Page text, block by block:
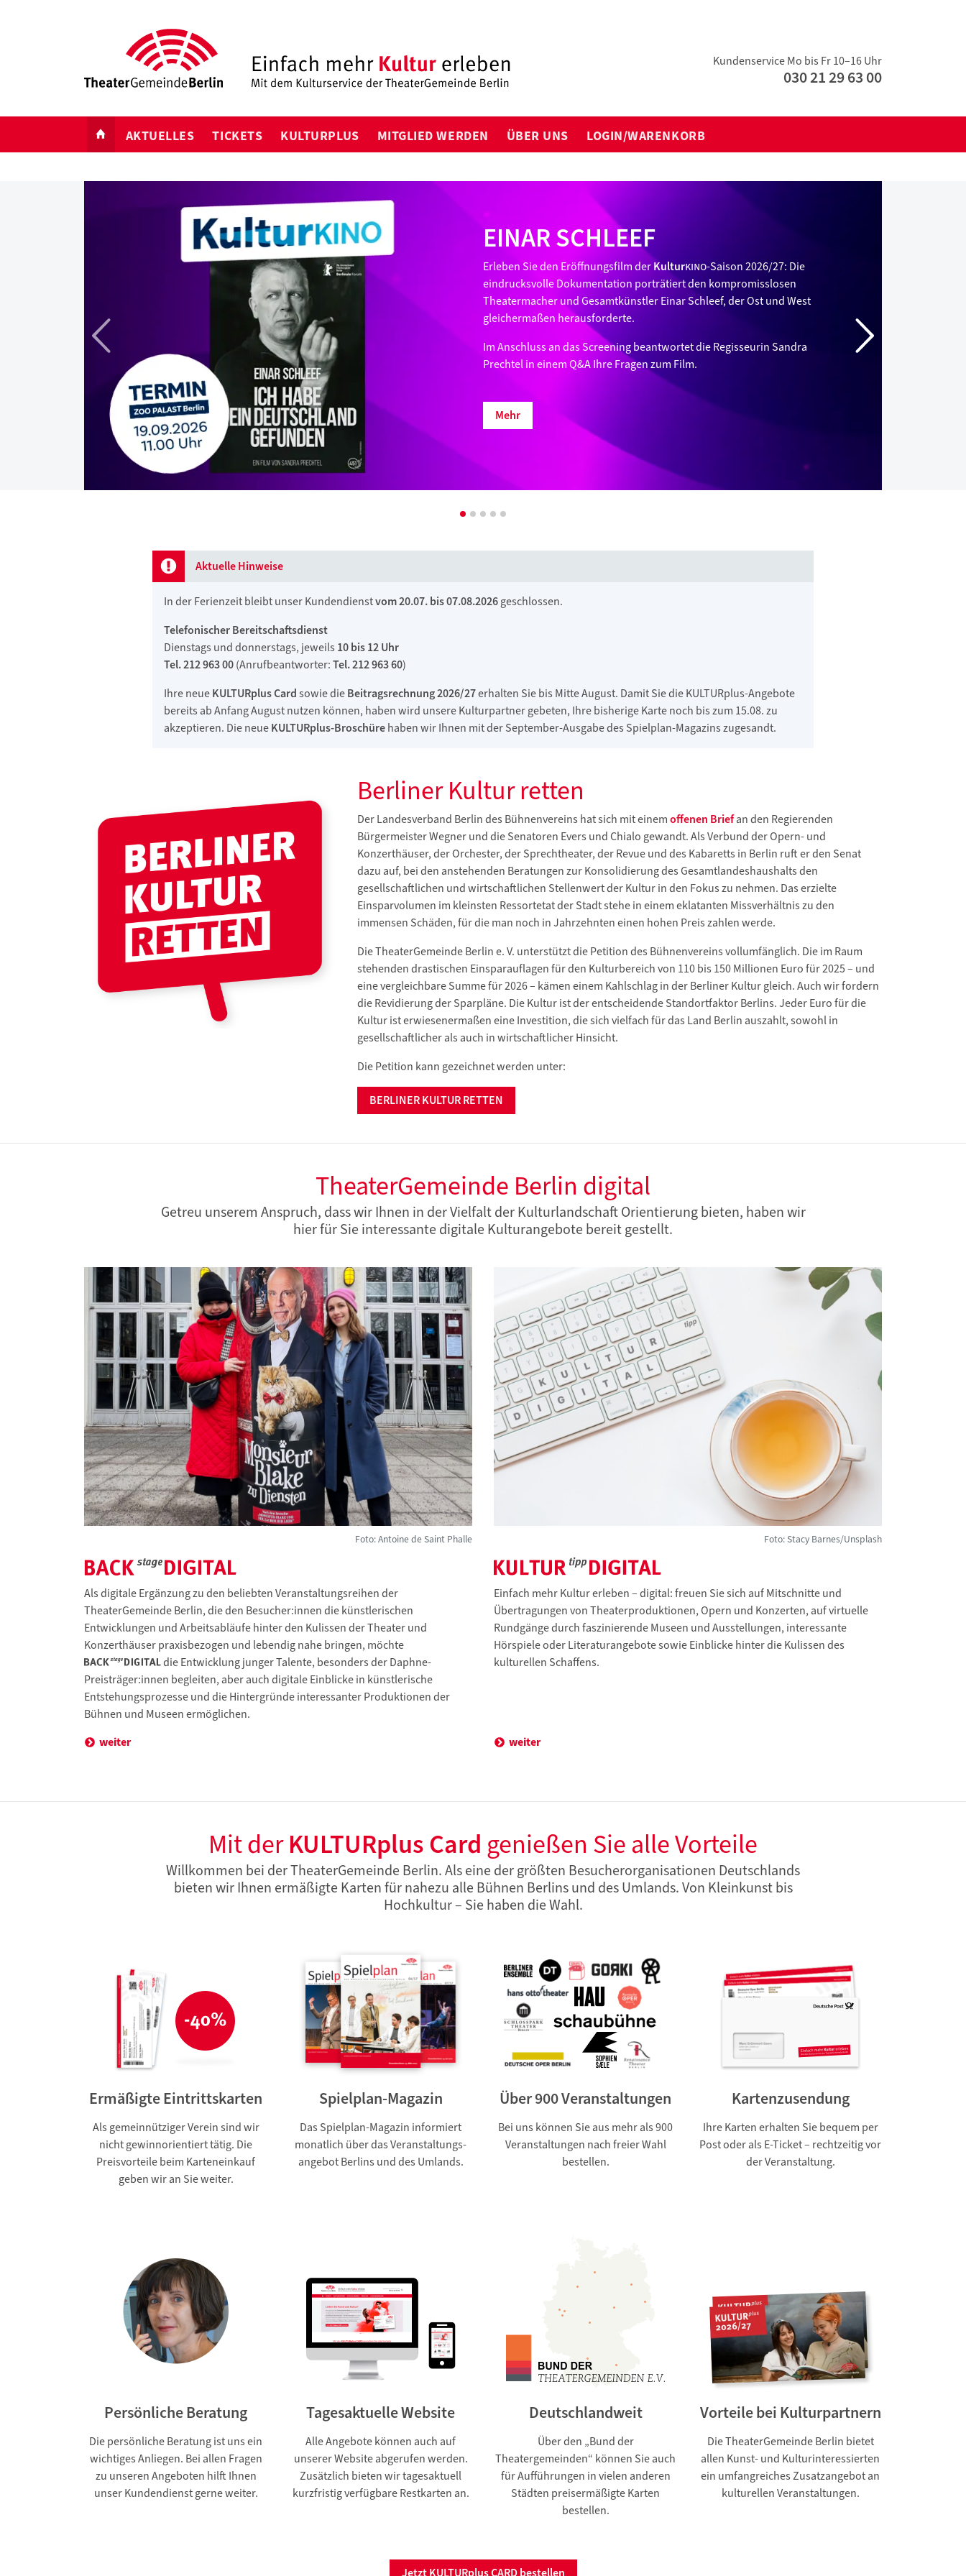
Kundenservice Mo bis Fr 10–16 Uhr
030 21 29 63 00
START
AKTUELLES TICKETS KULTURPLUS MITGLIED WERDEN ÜBER UNS LOGIN/WARENKORB
EINAR SCHLEEF
Erleben Sie den Eröffnungsfilm derKulturkino-Saison 2026/27: Die
eindrucksvolle Dokumentation porträtiert den kompromisslosen
Theatermacher und Gesamtkünstler Einar Schleef, der Ost und West
gleichermaßen herausforderte.
Im Anschluss an das Screening beantwortet die Regisseurin Sandra
Prechtel in einem Q&A Ihre Fragen zum Film.
Mehr
Aktuelle Hinweise
In der Ferienzeit bleibt unser Kundendienstvom 20.07. bis 07.08.2026geschlossen.
Telefonischer Bereitschaftsdienst
Dienstags und donnerstags, jeweils 10 bis 12 Uhr
Tel. 212 963 00(Anrufbeantworter:Tel. 212 963 60)
Ihre neueKULTURplus Cardsowie dieBeitragsrechnung 2026/27erhalten Sie bis Mitte August. Damit Sie die KULTURplus-Angebote
bereits ab Anfang August nutzen können, haben wird unsere Kulturpartner gebeten, Ihre bisherige Karte noch bis zum 15.08. zu
akzeptieren. Die neueKULTURplus-Broschürehaben wir Ihnen mit der September-Ausgabe des Spielplan-Magazins zugesandt.
Berliner Kultur retten
Der Landesverband Berlin des Bühnenvereins hat sich mit einemoffenen Briefan den Regierenden
Bürgermeister Wegner und die Senatoren Evers und Chialo gewandt. Als Verbund der Opern- und
Konzerthäuser, der Orchester, der Sprechtheater, der Revue und des Kabaretts in Berlin ruft er den Senat
dazu auf, bei den anstehenden Beratungen zur Konsolidierung des Gesamtlandeshaushalts den
gesellschaftlichen und wirtschaftlichen Stellenwert der Kultur in den Fokus zu nehmen. Das erzielte
Einsparvolumen im kleinsten Ressortetat der Stadt stehe in einem eklatanten Missverhältnis zu den
immensen Schäden, für die man noch in Jahrzehnten einen hohen Preis zahlen werde.
Die TheaterGemeinde Berlin e. V. unterstützt die Petition des Bühnenvereins vollumfänglich. Die im Raum
stehenden drastischen Einsparauflagen für den Kulturbereich von 110 bis 150 Millionen Euro für 2025 – und
eine vergleichbare Summe für 2026 – kämen einem Kahlschlag in der Berliner Kultur gleich. Auch wir fordern
die Revidierung der Sparpläne. Die Kultur ist der entscheidende Standortfaktor Berlins. Jeder Euro für die
Kultur ist erwiesenermaßen eine Investition, die sich vielfach für das Land Berlin auszahlt, sowohl in
gesellschaftlicher als auch in wirtschaftlicher Hinsicht.
Die Petition kann gezeichnet werden unter:
BERLINER KULTUR RETTEN
TheaterGemeinde Berlin digital
Getreu unserem Anspruch, dass wir Ihnen in der Vielfalt der Kulturlandschaft Orientierung bieten, haben wir
hier für Sie interessante digitale Kulturangebote bereit gestellt.
Foto: Antoine de Saint Phalle
Als digitale Ergänzung zu den beliebten Veranstaltungsreihen der
TheaterGemeinde Berlin, die den Besucher:innen die künstlerischen
Entwicklungen und Arbeitsabläufe hinter den Kulissen der Theater und
Konzerthäuser praxisbezogen und lebendig nahe bringen, möchte
die Entwicklung junger Talente, besonders der Daphne-
Preisträger:innen begleiten, aber auch digitale Einblicke in künstlerische
Entstehungsprozesse und die Hintergründe interessanter Produktionen der
Bühnen und Museen ermöglichen.
weiter
Foto: Stacy Barnes/Unsplash
Einfach mehr Kultur erleben – digital: freuen Sie sich auf Mitschnitte und
Übertragungen von Theaterproduktionen, Opern und Konzerten, auf virtuelle
Rundgänge durch faszinierende Museen und Ausstellungen, interessante
Hörspiele oder Literaturangebote sowie Einblicke hinter die Kulissen des
kulturellen Schaffens.
weiter
Mit derKULTURplus Card genießen Sie alle Vorteile
Willkommen bei der TheaterGemeinde Berlin. Als eine der größten Besucherorganisationen Deutschlands
bieten wir Ihnen ermäßigte Karten für nahezu alle Bühnen Berlins und des Umlands. Von Kleinkunst bis
Hochkultur – Sie haben die Wahl.
Ermäßigte Eintrittskarten
Als gemeinnütziger Verein sind wir
nicht gewinnorientiert tätig. Die
Preisvorteile beim Karteneinkauf
geben wir an Sie weiter.
Spielplan-Magazin
Das Spielplan-Magazin informiert
monatlich über das Veranstaltungs-
angebot Berlins und des Umlands.
Über 900 Veranstaltungen
Bei uns können Sie aus mehr als 900
Veranstaltungen nach freier Wahl
bestellen.
Kartenzusendung
Ihre Karten erhalten Sie bequem per
Post oder als E-Ticket – rechtzeitig vor
der Veranstaltung.
Persönliche Beratung
Die persönliche Beratung ist uns ein
wichtiges Anliegen. Bei allen Fragen
zu unseren Angeboten hilft Ihnen
unser Kundendienst gerne weiter.
Tagesaktuelle Website
Alle Angebote können auch auf
unserer Website abgerufen werden.
Zusätzlich bieten wir tagesaktuell
kurzfristig verfügbare Restkarten an.
Deutschlandweit
Über den „Bund der
Theatergemeinden“ können Sie auch
für Aufführungen in vielen anderen
Städten preisermäßigte Karten
bestellen.
Vorteile bei Kulturpartnern
Die TheaterGemeinde Berlin bietet
allen Kunst- und Kulturinteressierten
ein umfangreiches Zusatzangebot an
kulturellen Veranstaltungen.
JetztKULTURplus CARDbestellen